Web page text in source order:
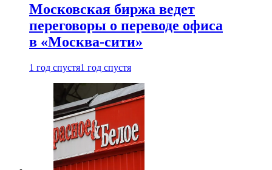
Московская биржа ведет
переговоры о переводе офиса
в «Москва-сити»
1 год спустя1 год спустя